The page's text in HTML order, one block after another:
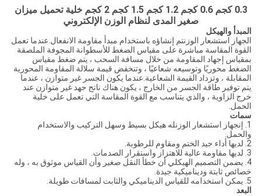
0.3 كجم 0.6 كجم 1.2 كجم 1.5 كجم 2 كجم خلية تحميل ميزان
صغير المدى لنظام الوزن الإلكتروني
المبدأ والهيكل
الجهاز استشعار الوزنتم إنشاؤه باستخدام مبدأ مقاومة الانفعال.عندما تعمل
القوة المقاسة مباشرة على مقياس الضغط للأسطوانة المجوفة الملصقة
بمقياس إجهاد المقاومة من خلال مسافة السحب ، يتم ضغط مقياس
الضغط محوريًا وتوسيعه شعاعيًا ، وتنخفض قيمة سلالة المقاومة المحورية
المقابلة ، وتزداد القيمة الشعاعية.عندما يكون الجسر غير متوازن ، عندما
يتم توفير طاقة الجسر من الخارج ، يكون هناك ناتج جهد غير متوازن عند
خرج الزاوية ، والذي يتناسب مع القوة المقاسة التي تعمل على خلية
الحمل.
سمات
1. إن
جهاز استشعار الوزنله هيكل بسيط وسهل التركيب والاستخدام
والحمل.
2. لديها أداء جيد الختم ومقاوم للرطوبة.
3. لديها مقاومة عالية للاهتزاز واستقرار الصدمات.
4. يضمن التصميم الهيكلي أن خطأ النقل صغير وأن القياس موثوق به ، وله
خصائص ثابتة وديناميكية جيدة.
5. يمكن استخدامه للقياس الديناميكي والثابت لمسافات طويلة.
البعد